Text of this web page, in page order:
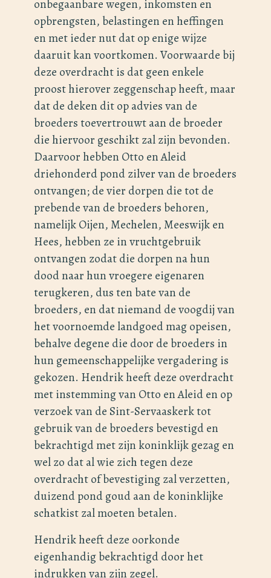
onbegaanbare wegen, inkomsten en
opbrengsten, belastingen en heffingen
en met ieder nut dat op enige wijze
daaruit kan voortkomen. Voorwaarde bij
deze overdracht is dat geen enkele
proost hierover zeggenschap heeft, maar
dat de deken dit op advies van de
broeders toevertrouwt aan de broeder
die hiervoor geschikt zal zijn bevonden.
Daarvoor hebben Otto en Aleid
driehonderd pond zilver van de broeders
ontvangen; de vier dorpen die tot de
prebende van de broeders behoren,
namelijk Oijen, Mechelen, Meeswijk en
Hees, hebben ze in vruchtgebruik
ontvangen zodat die dorpen na hun
dood naar hun vroegere eigenaren
terugkeren, dus ten bate van de
broeders, en dat niemand de voogdij van
het voornoemde landgoed mag opeisen,
behalve degene die door de broeders in
hun gemeenschappelijke vergadering is
gekozen. Hendrik heeft deze overdracht
met instemming van Otto en Aleid en op
verzoek van de Sint-Servaaskerk tot
gebruik van de broeders bevestigd en
bekrachtigd met zijn koninklijk gezag en
wel zo dat al wie zich tegen deze
overdracht of bevestiging zal verzetten,
duizend pond goud aan de koninklijke
schatkist zal moeten betalen.
Hendrik heeft deze oorkonde
eigenhandig bekrachtigd door het
indrukken van zijn zegel.